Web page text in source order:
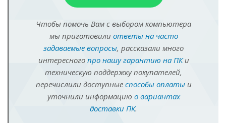
Чтобы помочь Вам с выбором компьютера
мы приготовили ответы на часто
задаваемые вопросы, рассказали много
интересного про нашу гарантию на ПКи
техническую поддержку покупателей,
перечислили доступные способы оплатыи
уточнили информацию о вариантах
доставки ПК.